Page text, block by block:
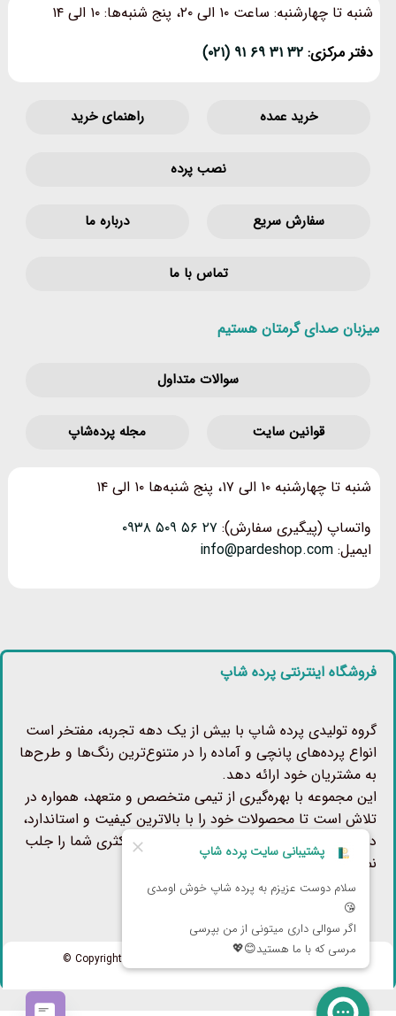
شنبه تا چهارشنبه: ساعت ۱۰ الی ۲۰، پنج شنبه‌ها: ۱۰ الی ۱۴
دفتر مرکزی: ۳۲ ۳۱ ۶۹ ۹۱ (۰۲۱)
خرید عمده راهنمای خرید
نصب پرده
سفارش سریع درباره ما
تماس با ما
میزبان صدای گرمتان هستیم
سوالات متداول
قوانین‌ سایت مجله پرده‌شاپ
شنبه تا چهارشنبه ۱۰ الی ۱۷، پنج شنبه‌ها ۱۰ الی ۱۴
واتساپ (پیگیری سفارش): ۲۷ ۵۶ ۵۰۹ ۰۹۳۸
ایمیل: info@pardeshop.com
فروشگاه اینترنتی پرده شاپ
گروه تولیدی پرده شاپ با بیش از یک دهه تجربه، مفتخر است
انواع پرده‌های پانچی و آماده را در متنوع‌ترین رنگ‌ها و طرح‌ها
به مشتریان خود ارائه دهد.
این مجموعه با بهره‌گیری از تیمی متخصص و متعهد، همواره در
تلاش است تا محصولات خود را با بالاترین کیفیت و استاندارد،
در اختیار شما عزیزان قرار دهد و رضایت حداکثری شما را جلب
نماید.
تمامی حقوق برای پرده شاپ محفوظ است Copyright 2026 ©